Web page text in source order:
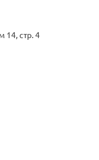
14, стр. 4